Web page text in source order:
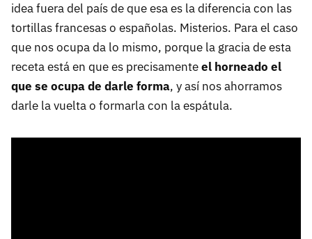
idea fuera del país de que esa es la diferencia con las
tortillas francesas o españolas. Misterios. Para el caso
que nos ocupa da lo mismo, porque la gracia de esta
receta está en que es precisamenteel horneado el
que se ocupa de darle forma, y así nos ahorramos
darle la vuelta o formarla con la espátula.